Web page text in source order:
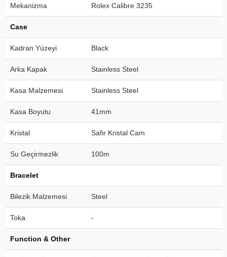
Mekanizma Rolex Calibre 3235
Case
Kadran Yüzeyi Black
Arka Kapak Stainless Steel
Kasa Malzemesi Stainless Steel
Kasa Boyutu 41mm
Kristal Safir Kristal Cam
Su Geçirmezlik 100m
Bracelet
Bilezik Malzemesi Steel
Toka -
Function & Other